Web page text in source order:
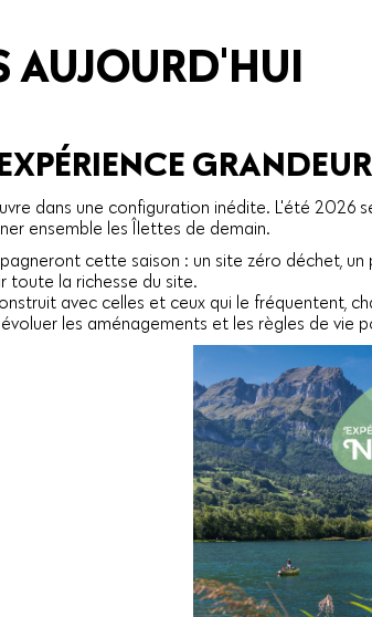
AUJOURD'HUI
dans une configuration inédite. L'été 2026
ensemble les Îlettes de demain.
cette saison : un site zéro déchet,
toute la richesse du site.
avec celles et ceux qui le fréquentent,
les aménagements et les règles de vie